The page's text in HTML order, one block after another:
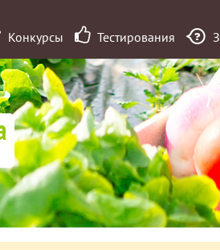
Конкурсы Тестирования